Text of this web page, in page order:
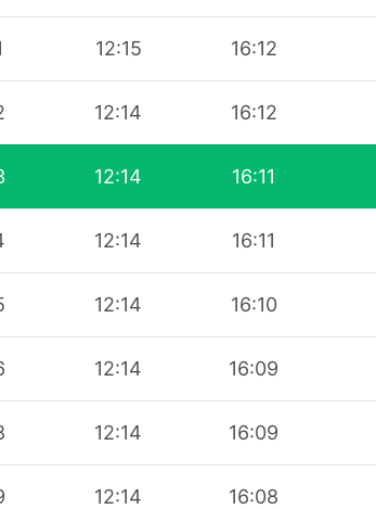
12:15 16:12
12:14 16:12
12:14 16:11
12:14 16:11
12:14 16:10
12:14 16:09
12:14 16:09
12:14 16:08